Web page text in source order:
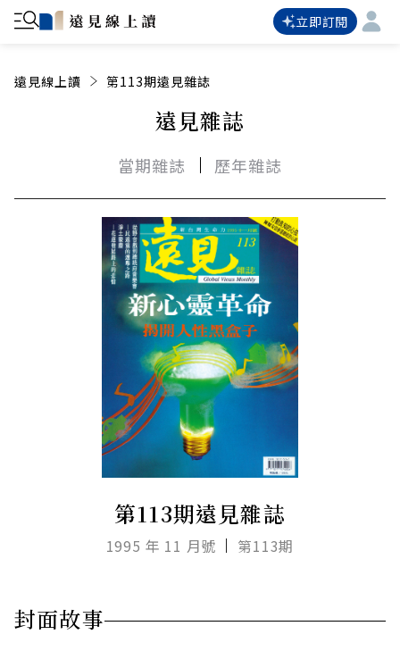
立即訂閱
遠見線上讀 第113期遠見雜誌
遠見雜誌
當期雜誌 歷年雜誌
第113期遠見雜誌
1995 年 11 月號 第113期
封面故事